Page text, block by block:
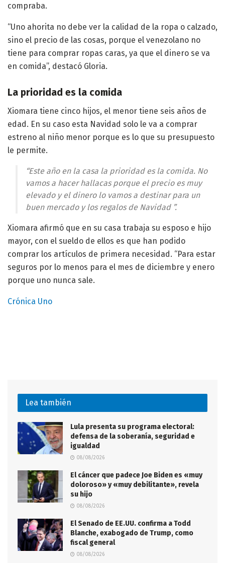
compraba.
“Uno ahorita no debe ver la calidad de la ropa o calzado,
sino el precio de las cosas, porque el venezolano no
tiene para comprar ropas caras, ya que el dinero se va
en comida”, destacó Gloria.
La prioridad es la comida
Xiomara tiene cinco hijos, el menor tiene seis años de
edad. En su caso esta Navidad solo le va a comprar
estreno al niño menor porque es lo que su presupuesto
le permite.
“Este año en la casa la prioridad es la comida. No
vamos a hacer hallacas porque el precio es muy
elevado y el dinero lo vamos a destinar para un
buen mercado y los regalos de Navidad ”.
Xiomara afirmó que en su casa trabaja su esposo e hijo
mayor, con el sueldo de ellos es que han podido
comprar los artículos de primera necesidad. “Para estar
seguros por lo menos para el mes de diciembre y enero
porque uno nunca sale.
Crónica Uno
Lea también
Lula presenta su programa electoral:
defensa de la soberanía, seguridad e
igualdad
08/08/2026
El cáncer que padece Joe Biden es «muy
doloroso» y «muy debilitante», revela
su hijo
08/08/2026
El Senado de EE.UU. confirma a Todd
Blanche, exabogado de Trump, como
fiscal general
08/08/2026